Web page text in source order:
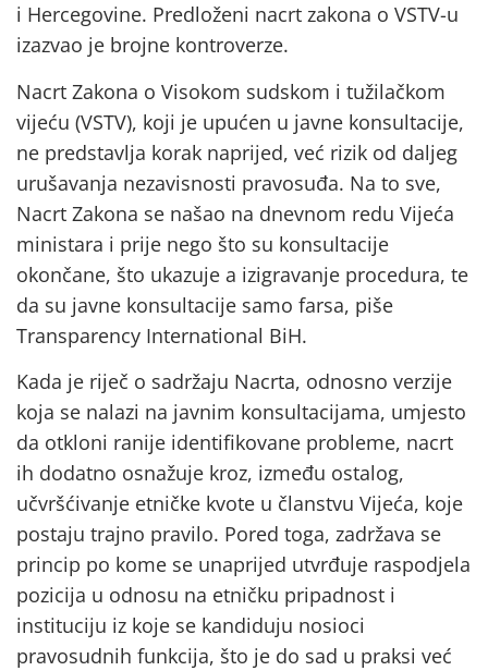
i Hercegovine. Predloženi nacrt zakona o VSTV-u
izazvao je brojne kontroverze.
Nacrt Zakona o Visokom sudskom i tužilačkom
vijeću (VSTV), koji je upućen u javne konsultacije,
ne predstavlja korak naprijed, već rizik od daljeg
urušavanja nezavisnosti pravosuđa. Na to sve,
Nacrt Zakona se našao na dnevnom redu Vijeća
ministara i prije nego što su konsultacije
okončane, što ukazuje a izigravanje procedura, te
da su javne konsultacije samo farsa, piše
Transparency International BiH.
Kada je riječ o sadržaju Nacrta, odnosno verzije
koja se nalazi na javnim konsultacijama, umjesto
da otkloni ranije identifikovane probleme, nacrt
ih dodatno osnažuje kroz, između ostalog,
učvršćivanje etničke kvote u članstvu Vijeća, koje
postaju trajno pravilo. Pored toga, zadržava se
princip po kome se unaprijed utvrđuje raspodjela
pozicija u odnosu na etničku pripadnost i
instituciju iz koje se kandiduju nosioci
pravosudnih funkcija, što je do sad u praksi već